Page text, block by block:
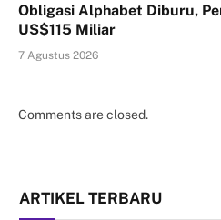
Obligasi Alphabet Diburu,
US$115 Miliar
7 Agustus 2026
Comments are closed.
ARTIKEL TERBARU